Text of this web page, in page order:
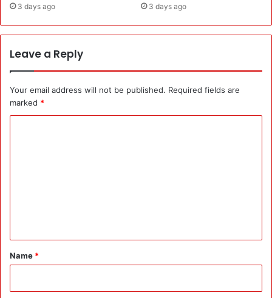
3 days ago 3 days ago
Leave a Reply
Your email address will not be published. Required fields are
marked *
*
Name *